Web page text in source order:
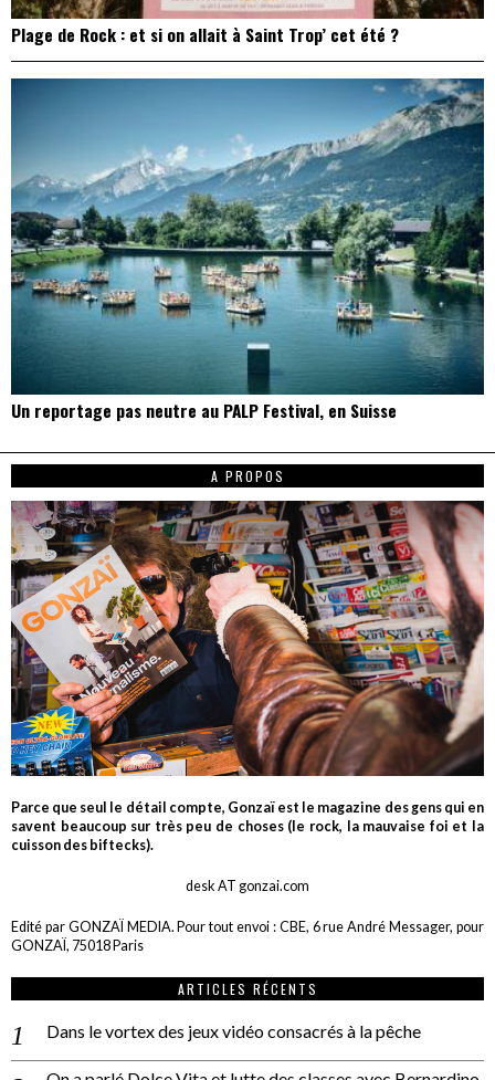
Plage de Rock : et si on allait à Saint Trop’ cet été ?
Un reportage pas neutre au PALP Festival, en Suisse
A PROPOS
Parce que seul le détail compte, Gonzaï est le magazine des gens qui en
savent beaucoup sur très peu de choses (le rock, la mauvaise foi et la
cuisson des biftecks).
desk AT gonzai.com
Edité par GONZAÏ MEDIA. Pour tout envoi : CBE, 6 rue André Messager, pour
GONZAÏ, 75018 Paris
ARTICLES RÉCENTS
Dans le vortex des jeux vidéo consacrés à la pêche